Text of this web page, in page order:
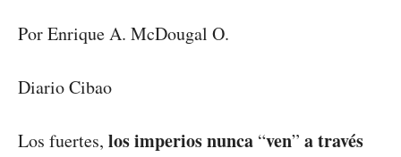
Por Enrique A. McDougal O.
Diario Cibao
Los fuertes, los imperios nunca “ven” a través